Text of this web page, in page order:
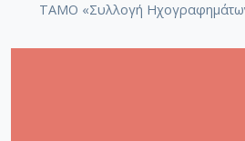
ΤΑΜΟ «Συλλογή